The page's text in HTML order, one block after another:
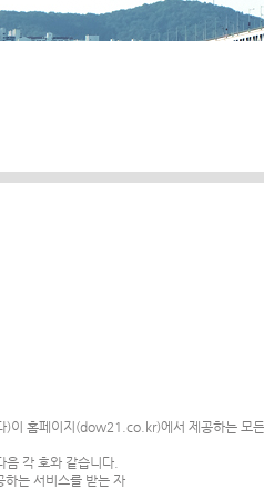
)이 홈페이지(dow21.co.kr)에서 제공하는
음 각 호와 같습니다.
하는 서비스를 받는 자